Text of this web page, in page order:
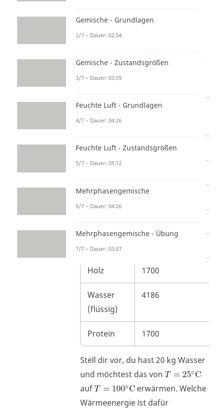
Wärmekapazität von
Wasser
Typische Werte für die spezifische
Wärmekapazität ausgewählter
Stoff
Wärmekapazität
Aluminium 900
Glas 840
Silber
Holz 1700
Wasser
(flüssig)
4186
Protein 1700
Stell dir vor, du hast 20 kg Wasser
und möchtest das von
auf
erwärmen. Welche
Wärmeenergie ist dafür
Gemische - Grundlagen
2/7 – Dauer: 02:54
Gemische - Zustandsgrößen
3/7 – Dauer: 03:59
Feuchte Luft - Grundlagen
4/7 – Dauer: 04:26
Feuchte Luft - Zustandsgrößen
5/7 – Dauer: 05:12
Mehrphasengemische
6/7 – Dauer: 04:26
Mehrphasengemische - Übung
7/7 – Dauer: 03:27